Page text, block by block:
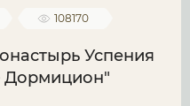
108170
Успения